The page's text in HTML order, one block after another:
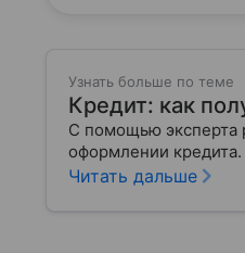
Узнать больше по теме
Кредит: как
С помощью эксперта
оформлении кредита.
Читать дальше